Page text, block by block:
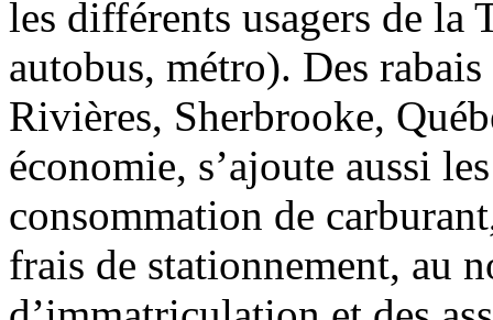
les différents usagers de
autobus, métro). Des
Rivières, Sherbrooke,
économie, s’ajoute aussi
consommation de
frais de stationnement, au